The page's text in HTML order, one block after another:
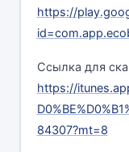
https://
Ссылка для
https://
84307?mt=8